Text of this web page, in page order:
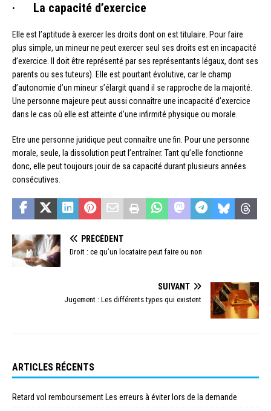
· La capacité d’exercice
Elle est l’aptitude à exercer les droits dont on est titulaire. Pour faire
plus simple, un mineur ne peut exercer seul ses droits est en incapacité
d’exercice. Il doit être représenté par ses représentants légaux, dont ses
parents ou ses tuteurs). Elle est pourtant évolutive, car le champ
d’autonomie d’un mineur s’élargit quand il se rapproche de la majorité.
Une personne majeure peut aussi connaître une incapacité d’exercice
dans le cas où elle est atteinte d’une infirmité physique ou morale.
Etre une personne juridique peut connaître une fin. Pour une personne
morale, seule, la dissolution peut l’entraîner. Tant qu’elle fonctionne
donc, elle peut toujours jouir de sa capacité durant plusieurs années
consécutives.
PRÉCÉDENT
Droit : ce qu’un locataire peut faire ou non
SUIVANT
Jugement : Les différents types qui existent
ARTICLES RÉCENTS
Retard vol remboursement Les erreurs à éviter lors de la demande